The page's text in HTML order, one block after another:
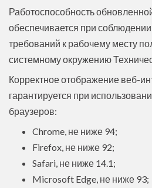
Работоспособность
обеспечивается при
требований к рабочему месту
системному окружению
Корректное отображение веб-
гарантируется при
браузеров:
Chrome, не ниже 94;
Firefox, не ниже 92;
Safari, не ниже 14.1;
Microsoft Edge, не ниже 93;